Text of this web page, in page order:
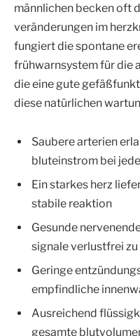
männlichen becken oft
veränderungen im
fungiert die spontane
frühwarnsystem für die
die eine gute
diese natürlichen
Saubere arterien
bluteinstrom bei
Ein starkes herz
stabile reaktion
Gesunde
signale verlustfrei
Geringe
empfindliche
Ausreichend
gesamte